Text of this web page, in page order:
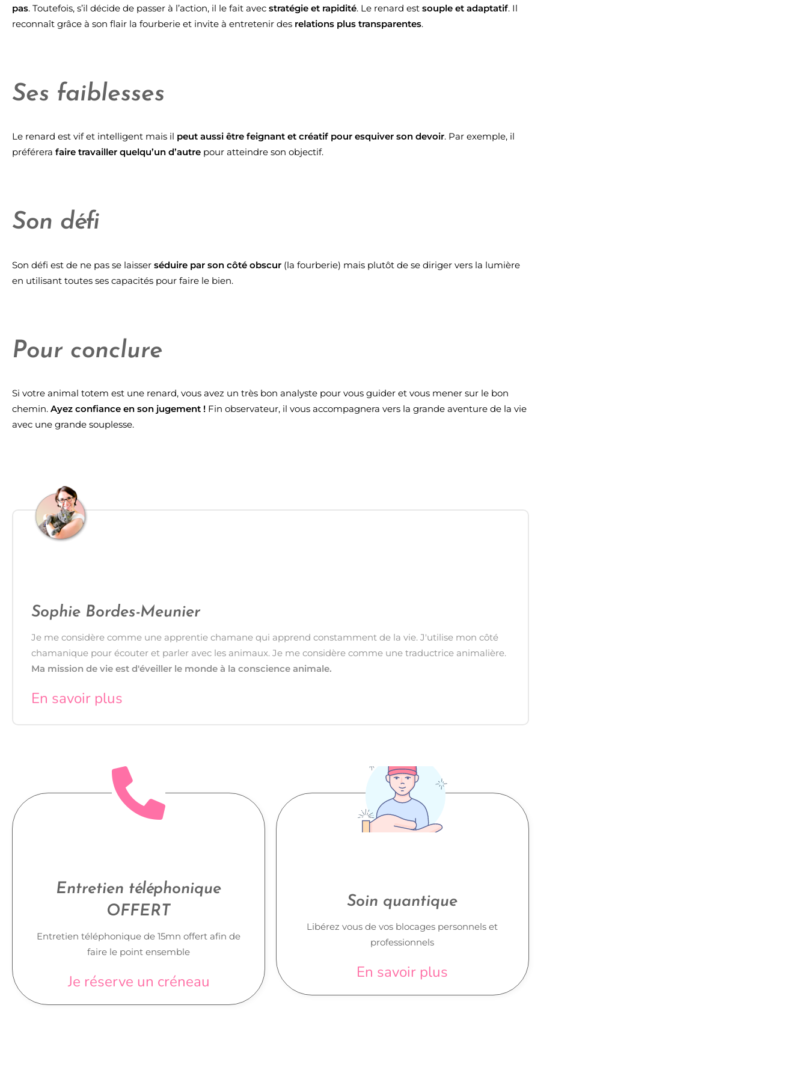
pas. Toutefois, s’il décide de passer à l’action, il le fait avec stratégie et rapidité. Le renard est souple et adaptatif. Il
reconnaît grâce à son flair la fourberie et invite à entretenir des relations plus transparentes.
Ses faiblesses
Le renard est vif et intelligent mais il peut aussi être feignant et créatif pour esquiver son devoir. Par exemple, il
préférera faire travailler quelqu’un d’autre pour atteindre son objectif.
Son défi
Son défi est de ne pas se laisser séduire par son côté obscur (la fourberie) mais plutôt de se diriger vers la lumière
en utilisant toutes ses capacités pour faire le bien.
Pour conclure
Si votre animal totem est une renard, vous avez un très bon analyste pour vous guider et vous mener sur le bon
chemin. Ayez confiance en son jugement ! Fin observateur, il vous accompagnera vers la grande aventure de la vie
avec une grande souplesse.
Sophie Bordes-Meunier
Je me considère comme une apprentie chamane qui apprend constamment de la vie. J'utilise mon côté
chamanique pour écouter et parler avec les animaux. Je me considère comme une traductrice animalière.
Ma mission de vie est d'éveiller le monde à la conscience animale.
En savoir plus
Entretien téléphonique
OFFERT
Entretien téléphonique de 15mn offert afin de
faire le point ensemble
Je réserve un créneau
Soin quantique
Libérez vous de vos blocages personnels et
professionnels
En savoir plus